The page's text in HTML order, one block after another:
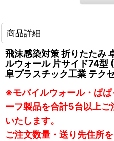
商品詳細
飛沫感染対策 折りたたみ
ルウォール 片サイド74
阜プラスチック工業 テク
※モバイルウォール・ぱ
ーフ製品を合計5台以上ご
いたします。
ご注文数量・送り先住所